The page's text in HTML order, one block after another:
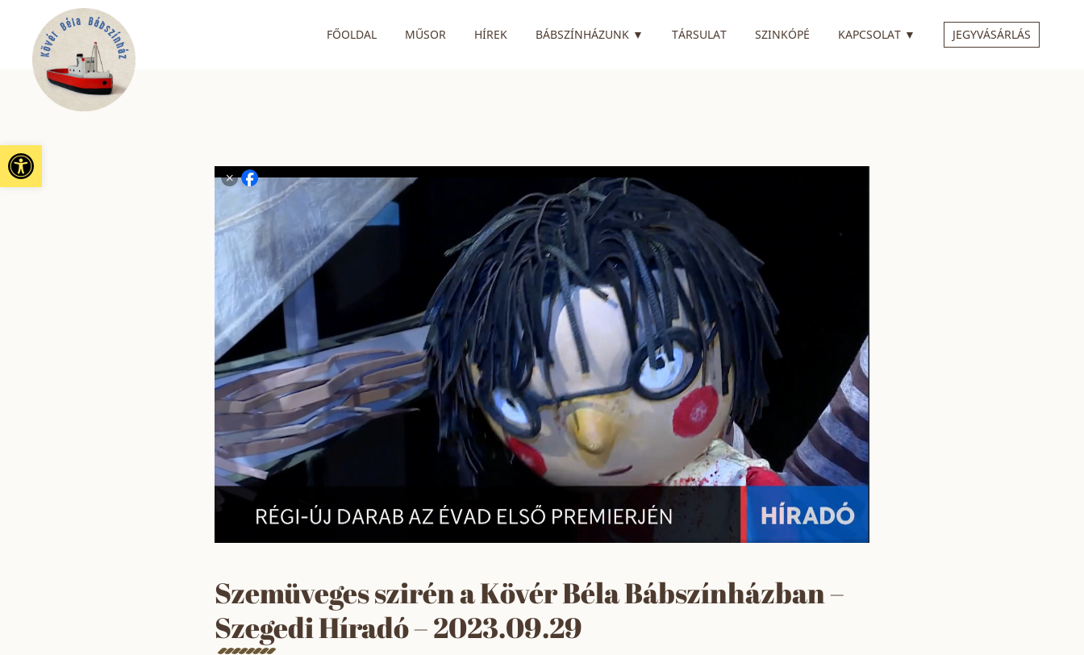
Eszköztár megnyitása
FŐOLDAL MŰSOR HÍREK BÁBSZÍNHÁZUNK ▼ RENDELKEZIK ALMENÜVEL
TÁRSULAT SZINKÓPÉ KAPCSOLAT ▼ RENDELKEZIK ALMENÜVEL
JEGYVÁSÁRLÁS
Szemüveges szirén a Kövér Béla Bábszínházban –
Szegedi Híradó – 2023.09.29